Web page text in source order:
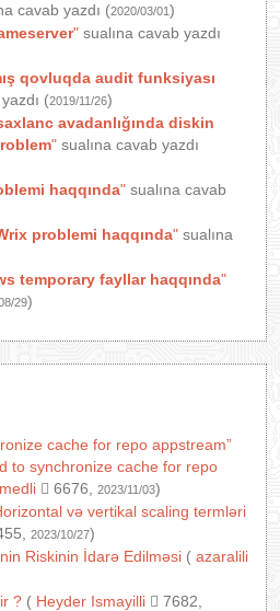
cavab yazdı (2020/03/01)
" sualına cavab yazdı
qovluqda audit funksiyası
(2019/11/26)
avadanlığında diskin
" sualına cavab yazdı
haqqında" sualına cavab
problemi haqqında" sualına
temporary fayllar haqqında"
29)
cache for repo appstream”
to synchronize cache for repo
6676, 2023/11/03)
və vertikal scaling termləri
2023/10/27)
Riskinin İdarə Edilməsi ( azaralili
? ( Heyder Ismayilli 7682,